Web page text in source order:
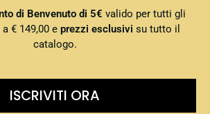
di Benvenuto di 5€ valido per tutti gli
€ 149,00 e prezzi esclusivi su tutto il
catalogo.
ISCRIVITI ORA